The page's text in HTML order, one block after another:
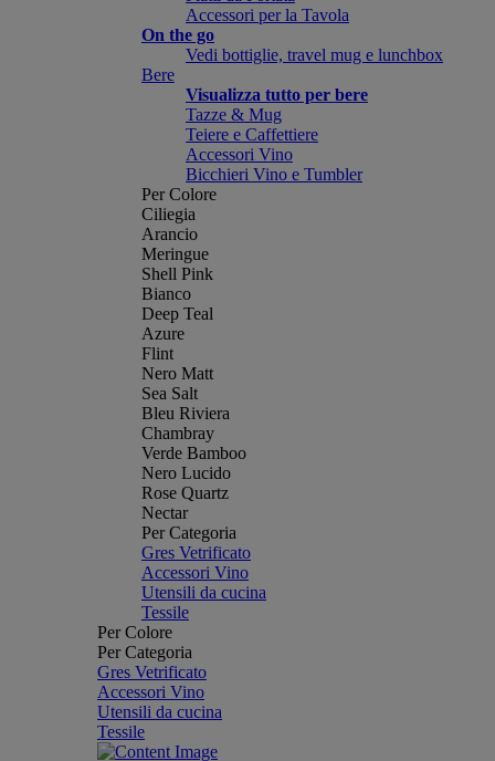
Accessori per la Tavola
On the go
Vedi bottiglie, travel mug e lunchbox
Bere
Visualizza tutto per bere
Tazze & Mug
Teiere e Caffettiere
Accessori Vino
Bicchieri Vino e Tumbler
Per Colore
Ciliegia
Arancio
Meringue
Shell Pink
Bianco
Deep Teal
Azure
Flint
Nero Matt
Sea Salt
Bleu Riviera
Chambray
Verde Bamboo
Nero Lucido
Rose Quartz
Nectar
Per Categoria
Gres Vetrificato
Accessori Vino
Utensili da cucina
Tessile
Per Colore
Per Categoria
Gres Vetrificato
Accessori Vino
Utensili da cucina
Tessile